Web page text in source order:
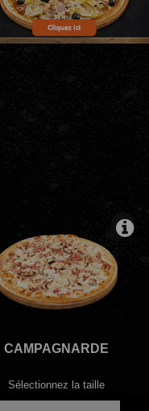
CAMPAGNARDE
Sélectionnez la taille